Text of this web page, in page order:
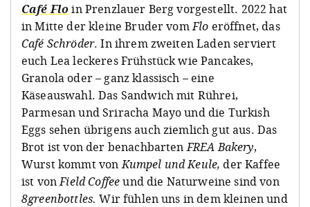
Café Floin Prenzlauer Berg vorgestellt. 2022 hat
in Mitte der kleine Bruder vomFlo eröffnet, das
Café Schröder. In ihrem zweiten Laden serviert
euch Lea leckeres Frühstück wie Pancakes,
Granola oder – ganz klassisch – eine
Käseauswahl. Das Sandwich mit Rührei,
Parmesan und Sriracha Mayo und die Turkish
Eggs sehen übrigens auch ziemlich gut aus. Das
Brot ist von der benachbartenFREA Bakery,
Wurst kommt vonKumpel und Keule, der Kaffee
ist vonField Coffeeund die Naturweine sind von
8greenbottles.Wir fühlen uns in dem kleinen und